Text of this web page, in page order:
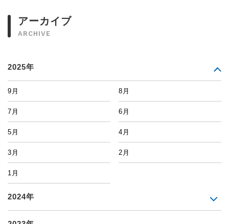
アーカイブ
ARCHIVE
2025年
9月 8月
7月 6月
5月 4月
3月 2月
1月
2024年